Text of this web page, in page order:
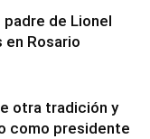
de Lionel
en Rosario
otra tradición y
como presidente